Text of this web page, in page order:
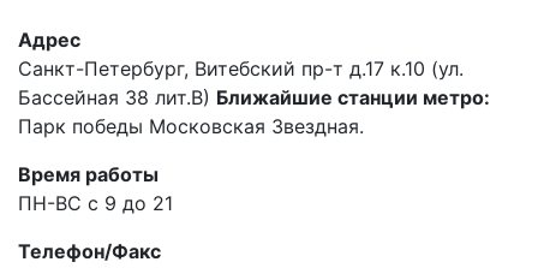
Адрес
Санкт-Петербург, Витебский пр-т д.17 к.10 (ул.
Бассейная 38 лит.В) Ближайшие станции метро:
Парк победы Московская Звездная.
Время работы
ПН-ВС с 9 до 21
Телефон/Факс